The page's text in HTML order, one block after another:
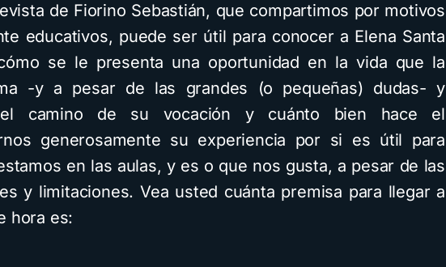
de Fiorino Sebastián, que compartimos por motivos
educativos, puede ser útil para conocer a Elena Santa
se le presenta una oportunidad en la vida que la
-y a pesar de las grandes (o pequeñas) dudas- y
camino de su vocación y cuánto bien hace el
generosamente su experiencia por si es útil para
en las aulas, y es o que nos gusta, a pesar de las
y limitaciones. Vea usted cuánta premisa para llegar a
hora es: